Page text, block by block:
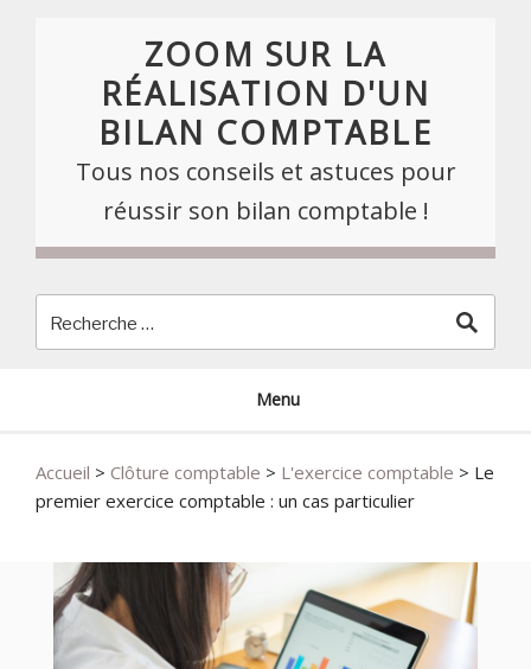
ZOOM SUR LA
RÉALISATION D'UN
BILAN COMPTABLE
Tous nos conseils et astuces pour
réussir son bilan comptable !
Menu
Accueil > Clôture comptable > L'exercice comptable > Le
premier exercice comptable : un cas particulier